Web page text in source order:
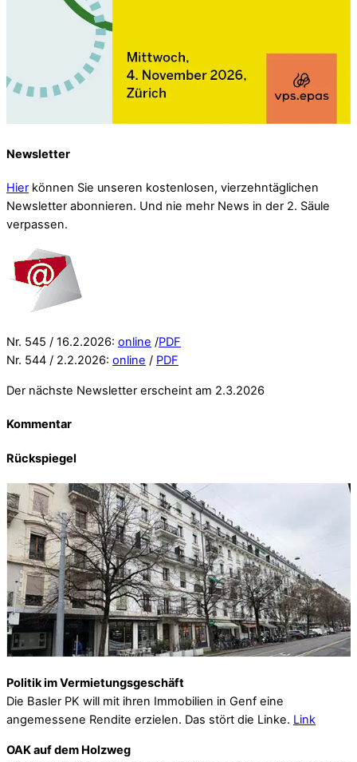
Newsletter
Hier können Sie unseren kostenlosen, vierzehntäglichen
Newsletter abonnieren. Und nie mehr News in der 2. Säule
verpassen.
Nr. 545 / 16.2.2026: online /PDF
Nr. 544 / 2.2.2026: online / PDF
Der nächste Newsletter erscheint am 2.3.2026
Kommentar
Rückspiegel
Politik im Vermietungsgeschäft
Die Basler PK will mit ihren Immobilien in Genf eine
angemessene Rendite erzielen. Das stört die Linke. Link
OAK auf dem Holzweg